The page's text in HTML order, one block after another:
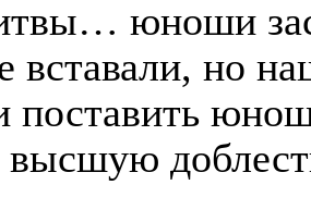
юноши
вставали, но
поставить
высшую